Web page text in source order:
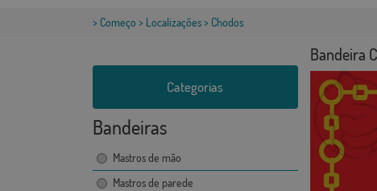
> Começo > Localizações> Chodos
Categorias
Bandeiras
Mastros de mão
Mastros de parede
Bandeira